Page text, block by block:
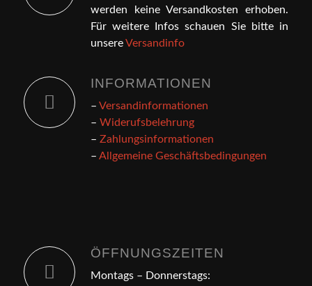
werden keine Versandkosten erhoben.
Für weitere Infos schauen Sie bitte in
unsereVersandinfo
INFORMATIONEN
– Versandinformationen
– Widerufsbelehrung
– Zahlungsinformationen
– Allgemeine Geschäftsbedingungen
ÖFFNUNGSZEITEN
Montags – Donnerstags: